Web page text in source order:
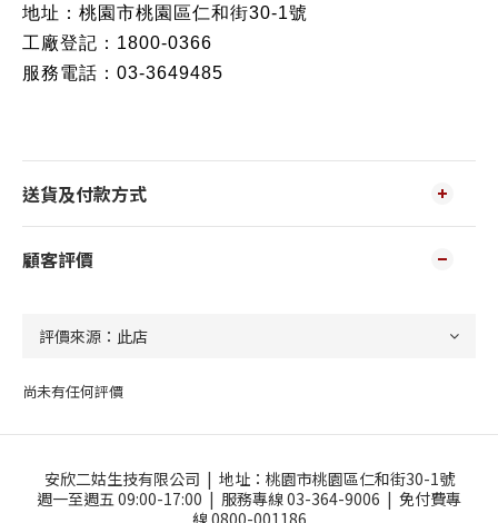
地址： 桃園市桃園區仁和街30-1號
工廠登記：1800-0366
服務電話：03-3649485
送貨及付款方式
顧客評價
尚未有任何評價
安欣二姑生技有限公司 | 地址： 桃園市桃園區仁和街30-1號
週一至週五 09:00-17:00 | 服務專線 03-364-9006 | 免付費專
線 0800-001186